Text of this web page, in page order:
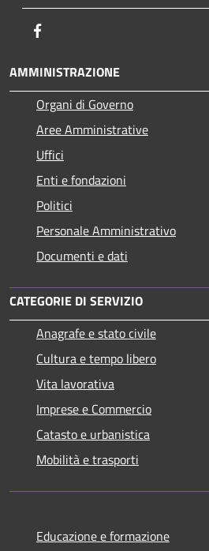
AMMINISTRAZIONE
Organi di Governo
Aree Amministrative
Uffici
Enti e fondazioni
Politici
Personale Amministrativo
Documenti e dati
CATEGORIE DI SERVIZIO
Anagrafe e stato civile
Cultura e tempo libero
Vita lavorativa
Imprese e Commercio
Catasto e urbanistica
Mobilità e trasporti
Educazione e formazione